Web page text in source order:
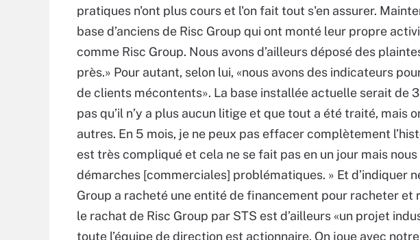
pratiques n'ont plus cours et l'on fait tout s'en assurer.
base d’anciens de Risc Group qui ont monté leur propre
comme Risc Group. Nous avons d’ailleurs déposé des
près.» Pour autant, selon lui, «nous avons des indicateurs
de clients mécontents». La base installée actuelle serait de
pas qu’il n’y a plus aucun litige et que tout a été traité, mais
autres. En 5 mois, je ne peux pas effacer complètement
est très compliqué et cela ne se fait pas en un jour mais
démarches [commerciales] problématiques. » Et d’indiquer
Group a racheté une entité de financement pour racheter et
le rachat de Risc Group par STS est d’ailleurs «un projet
toute l’équipe de direction est actionnaire. On joue avec